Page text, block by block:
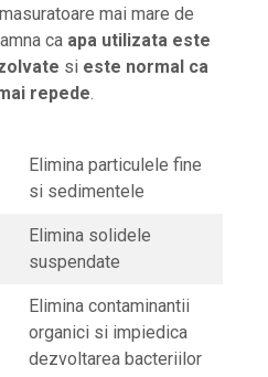
mai mare de
ca apa utilizata este
si este normal ca
repede.
Elimina particulele fine
si sedimentele
Elimina solidele
suspendate
Elimina contaminantii
organici si impiedica
dezvoltarea bacteriilor